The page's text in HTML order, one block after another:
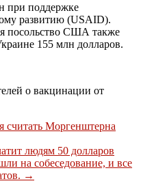
при поддержке
развитию (USAID).
посольство США также
155 млн долларов.
о вакцинации от
считать Моргенштерна
людям 50 долларов
на собеседование, и все
→